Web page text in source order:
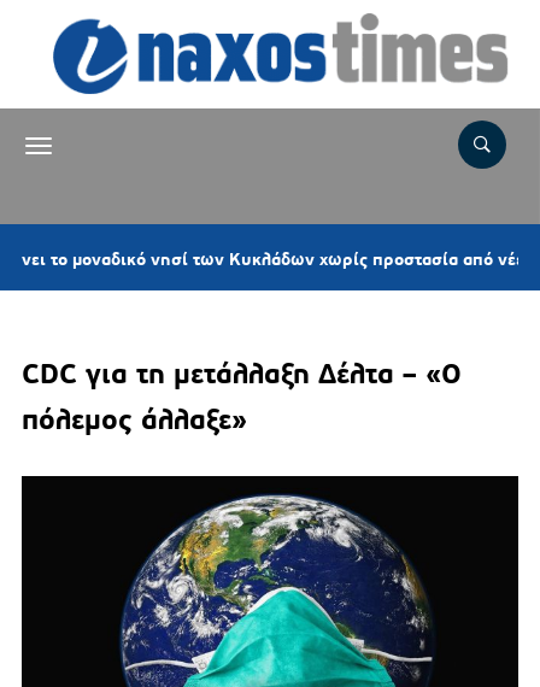
νησί των Κυκλάδων χωρίς προστασία από νέες
CDC για τη μετάλλαξη Δέλτα – «Ο
πόλεμος άλλαξε»